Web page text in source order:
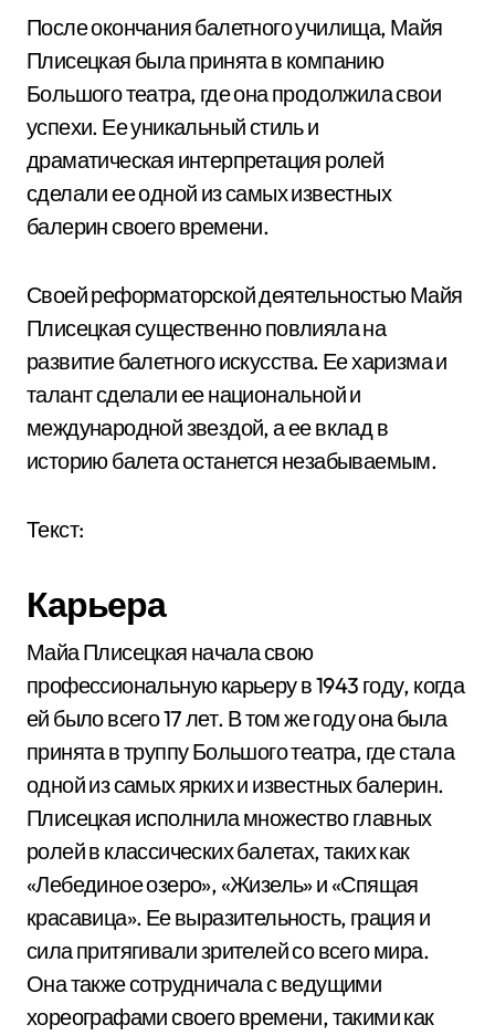
После окончания балетного училища, Майя
Плисецкая была принята в компанию
Большого театра, где она продолжила свои
успехи. Ее уникальный стиль и
драматическая интерпретация ролей
сделали ее одной из самых известных
балерин своего времени.
Своей реформаторской деятельностью Майя
Плисецкая существенно повлияла на
развитие балетного искусства. Ее харизма и
талант сделали ее национальной и
международной звездой, а ее вклад в
историю балета останется незабываемым.
Текст:
Карьера
Майа Плисецкая начала свою
профессиональную карьеру в 1943 году, когда
ей было всего 17 лет. В том же году она была
принята в труппу Большого театра, где стала
одной из самых ярких и известных балерин.
Плисецкая исполнила множество главных
ролей в классических балетах, таких как
«Лебединое озеро», «Жизель» и «Спящая
красавица». Ее выразительность, грация и
сила притягивали зрителей со всего мира.
Она также сотрудничала с ведущими
хореографами своего времени, такими как